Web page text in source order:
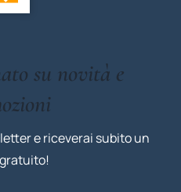
su novità e
e riceverai subito un